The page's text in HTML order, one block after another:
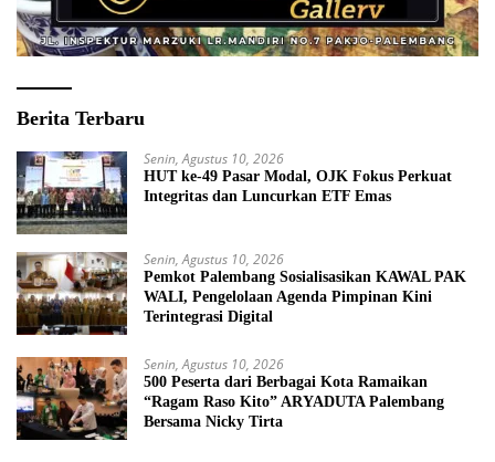
Berita Terbaru
Senin, Agustus 10, 2026
HUT ke-49 Pasar Modal, OJK Fokus Perkuat
Integritas dan Luncurkan ETF Emas
Senin, Agustus 10, 2026
Pemkot Palembang Sosialisasikan KAWAL PAK
WALI, Pengelolaan Agenda Pimpinan Kini
Terintegrasi Digital
Senin, Agustus 10, 2026
500 Peserta dari Berbagai Kota Ramaikan
“Ragam Raso Kito” ARYADUTA Palembang
Bersama Nicky Tirta